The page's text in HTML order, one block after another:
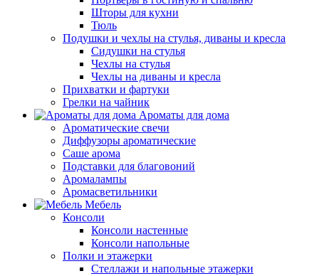
Шторы для кухни
Тюль
Подушки и чехлы на стулья, диваны и кресла
Сидушки на стулья
Чехлы на стулья
Чехлы на диваны и кресла
Прихватки и фартуки
Грелки на чайник
Ароматы для дома
Ароматические свечи
Диффузоры ароматические
Саше арома
Подставки для благовоний
Аромалампы
Аромасветильники
Мебель
Консоли
Консоли настенные
Консоли напольные
Полки и этажерки
Стеллажи и напольные этажерки